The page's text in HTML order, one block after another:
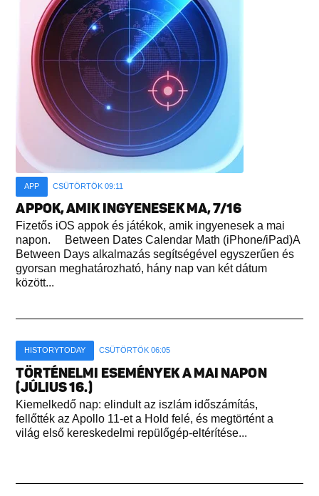
APP CSÜTÖRTÖK 09:11
APPOK, AMIK INGYENESEK MA, 7/16
Fizetős iOS appok és játékok, amik ingyenesek a mai
napon. Between Dates Calendar Math (iPhone/iPad)A
Between Days alkalmazás segítségével egyszerűen és
gyorsan meghatározható, hány nap van két dátum
között...
HISTORYTODAY CSÜTÖRTÖK 06:05
TÖRTÉNELMI ESEMÉNYEK A MAI NAPON
(JÚLIUS 16.)
Kiemelkedő nap: elindult az iszlám időszámítás,
fellőtték az Apollo 11-et a Hold felé, és megtörtént a
világ első kereskedelmi repülőgép-eltérítése...